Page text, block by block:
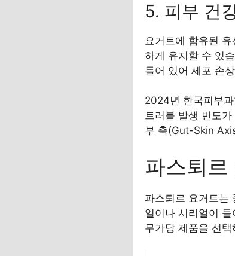
5. 피부 건
요거트에 함유된
하게 유지할 수 있
들어 있어 세포 손
2024년 한국피부
트러블 발생 빈도
부 축(Gut-Skin
파스퇴
파스퇴르 요거트는
일이나 시리얼이
무가당 제품을 선